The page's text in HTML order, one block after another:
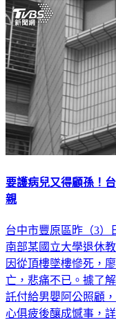
要護病兒又得顧孫！
親
台中市豐原區昨（3）
南部某國立大學退休
因從頂樓墜樓慘死，
亡，悲痛不已。據了
託付給男嬰阿公照顧
心俱疲後釀成憾事，